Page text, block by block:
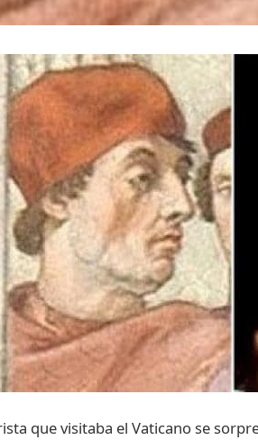
que visitaba el Vaticano se